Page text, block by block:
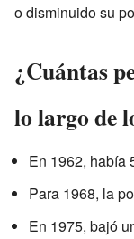
o disminuido su
¿Cuántas
lo largo de
En 1962, había
Para 1968, la
En 1975, bajó